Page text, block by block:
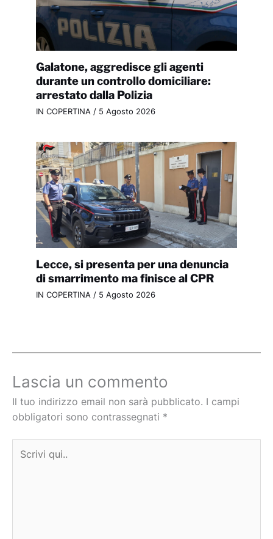
Galatone, aggredisce gli agenti
durante un controllo domiciliare:
arrestato dalla Polizia
IN COPERTINA / 5 Agosto 2026
Lecce, si presenta per una denuncia
di smarrimento ma finisce al CPR
IN COPERTINA / 5 Agosto 2026
Lascia un commento
Il tuo indirizzo email non sarà pubblicato. I campi
obbligatori sono contrassegnati *
qui..